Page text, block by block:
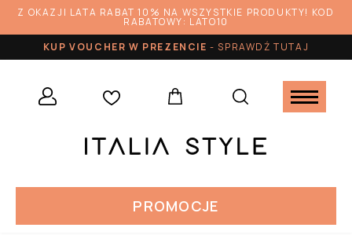
Z OKAZJI LATA RABAT 10% NA WSZYSTKIE PRODUKTY! KOD
RABATOWY: LATO10
KUP VOUCHER W PREZENCIE-SPRAWDŹ TUTAJ
PROMOCJE